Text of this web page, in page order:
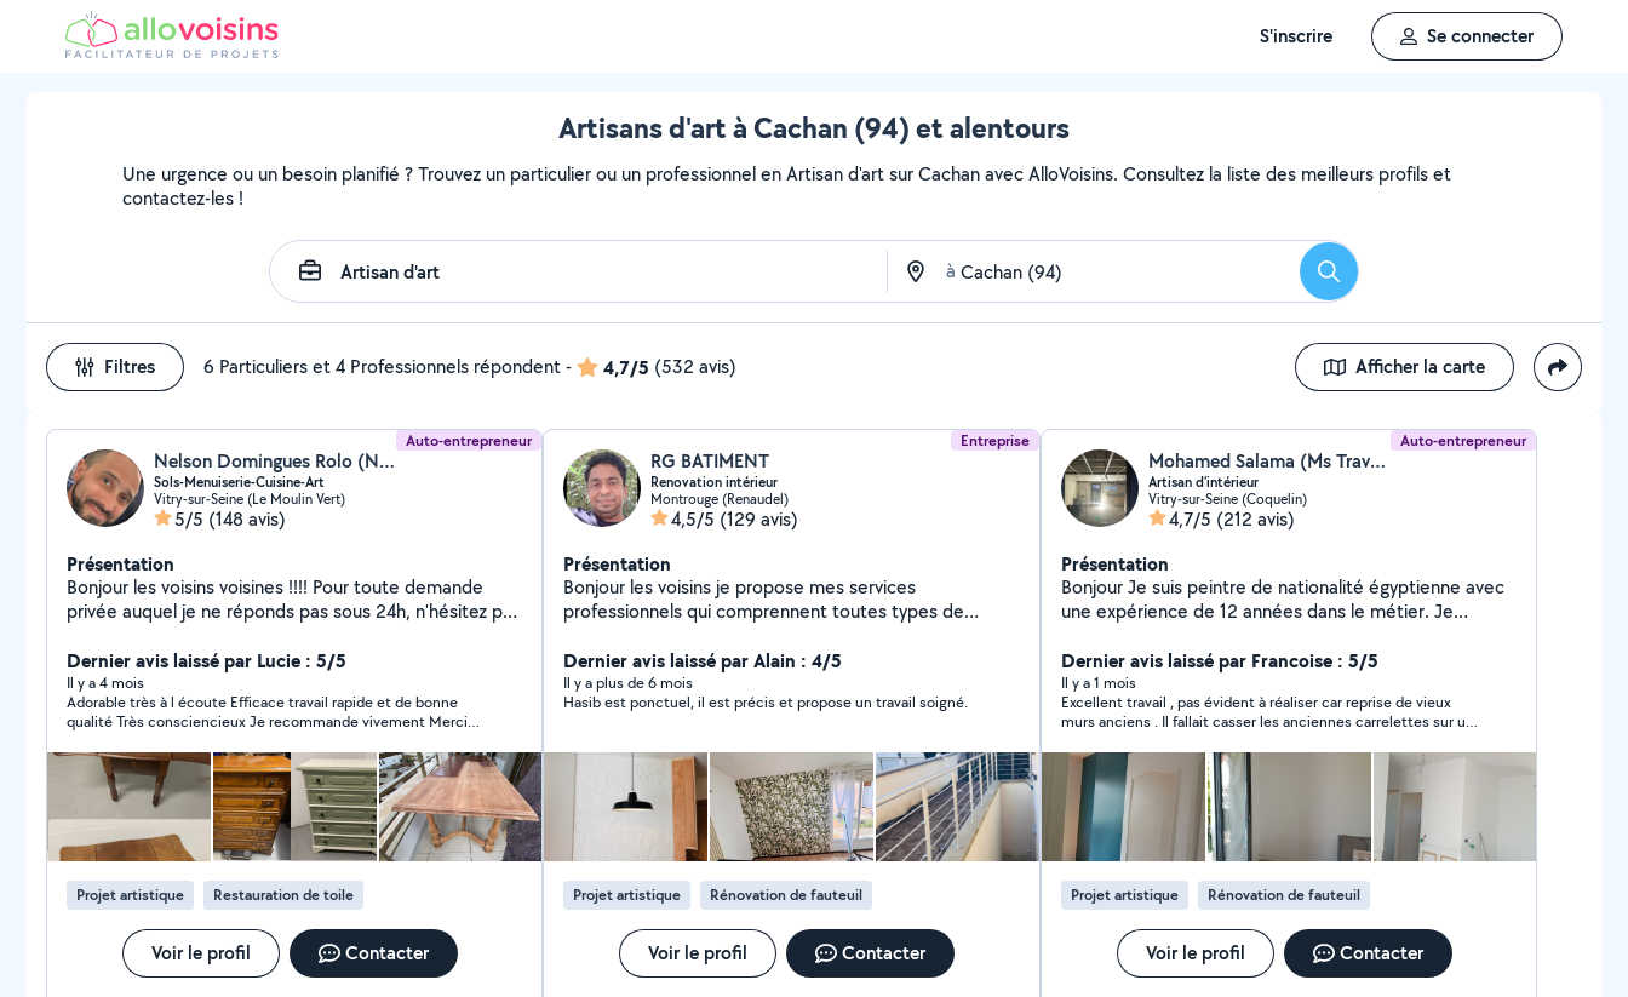
S'inscrire Se connecter
Artisans d'art à Cachan (94) et alentours
Une urgence ou un besoin planifié ? Trouvez un particulier ou un professionnel en Artisan d'art sur Cachan avec AlloVoisins. Consultez la liste des meilleurs profils et
contactez-les !
à Rechercher
Filtres 6 Particuliers et 4 Professionnels répondent- 4,7/5 (532 avis) Afficher la carte
Auto-entrepreneur
Nelson Domingues Rolo (Nelson Domingues Rolo)
Sols-Menuiserie-Cuisine-Art
Vitry-sur-Seine (Le Moulin Vert)
5/5 (148 avis)
Présentation
Bonjour les voisins voisines !!!! Pour toute demande
privée auquel je ne réponds pas sous 24h, n'hésitez pas
bloqué par l'application AlloVoisins et je ne peux vous
répondre Doté d'un esprit constructif dans de
nombreux domaines , minutieux et inventif , je suis
disponible très rapidement. Envoyez moi des précisions
pour que je puisse vous conseiller au mieux : au besoin,
je passe volontiers gratuitement étudier votre projet
sur place. Artisan d'art, pose de parquet stratifié,
montage/customisation/restauration de meubles,
tapisserie je suis LA personne qu'il vous faut. J'adore
donner une deuxième vie au meubles ou les créer sur
mesure. N'hésitez pas à me demander de l'aide A
Votre Service Nelson
Dernier avis laissé par Lucie : 5/5
Il y a 4 mois
Adorable très à l écoute Efficace travail rapide et de bonne
qualité Très consciencieux Je recommande vivement Merci
Projet artistique Restauration de toile
Voir le profil Contacter
Entreprise
RG BATIMENT
Renovation intérieur
Montrouge (Renaudel)
4,5/5 (129 avis)
Présentation
Bonjour les voisins je propose mes services
professionnels qui comprennent toutes types de
experience rest a votre disposition merci
Dernier avis laissé par Alain : 4/5
Il y a plus de 6 mois
Hasib est ponctuel, il est précis et propose un travail soigné.
Projet artistique Rénovation de fauteuil
Voir le profil Contacter
Auto-entrepreneur
Mohamed Salama (Ms Travaux d'Intèrieur)
Artisan d'intérieur
Vitry-sur-Seine (Coquelin)
4,7/5 (212 avis)
Présentation
Bonjour Je suis peintre de nationalité égyptienne avec
une expérience de 12 années dans le métier. Je
acompte en début de chantier (paiement total à
reception du chantier. Si vous êtes intéressés, n'hesitez
pas pour tout renseignement comcordialement ap Bien
cordialement
Dernier avis laissé par Francoise : 5/5
Il y a 1 mois
Excellent travail , pas évident à réaliser car reprise de vieux
murs anciens . Il fallait casser les anciennes carrelettes sur une
de plâtre et terminer avec de la toile Décoller l' ancien papier
peint et finir avec de la toile Travail appliqué et soigné qui
donne un super rendu . Chantier de plusieurs jours mais fait
dans la foulée. Agréable de ne pas attendre La personne qui
travaillait était très propre et méthodique, à chaque fois le
chantier était nettoyé et les déchets soigneusement mis dans
des sacs de gravats.
Projet artistique
Rénovation de fauteuil
Voir le profil Contacter